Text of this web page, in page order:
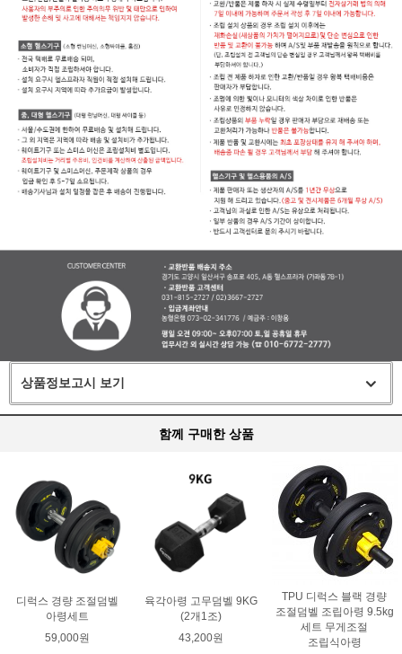
상품정보고시 보기
함께 구매한 상품
디럭스 경량 조절덤벨
아령세트
59,000원
육각아령 고무덤벨 9KG
(2개1조)
43,200원
TPU 디럭스 블랙 경량
조절덤벨 조립아령 9.5kg
세트 무게조절
조립식아령